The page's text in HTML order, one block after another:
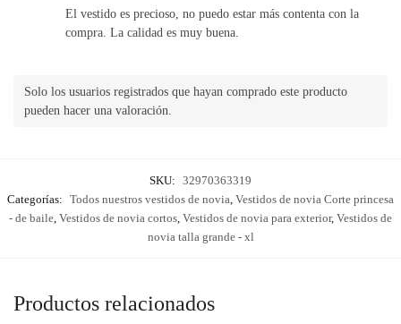
El vestido es precioso, no puedo estar más contenta con la
compra. La calidad es muy buena.
Solo los usuarios registrados que hayan comprado este producto
pueden hacer una valoración.
SKU: 32970363319
Categorías: Todos nuestros vestidos de novia, Vestidos de novia Corte princesa
- de baile, Vestidos de novia cortos, Vestidos de novia para exterior, Vestidos de
novia talla grande - xl
Productos relacionados